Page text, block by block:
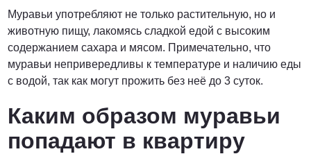
Муравьи употребляют не только растительную, но и
животную пищу, лакомясь сладкой едой с высоким
содержанием сахара и мясом. Примечательно, что
муравьи непривередливы к температуре и наличию еды
с водой, так как могут прожить без неё до 3 суток.
Каким образом муравьи
попадают в квартиру